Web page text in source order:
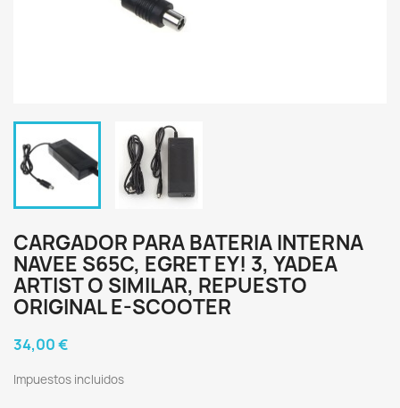
CARGADOR PARA BATERIA INTERNA
NAVEE S65C, EGRET EY! 3, YADEA
ARTIST O SIMILAR, REPUESTO
ORIGINAL E-SCOOTER
34,00 €
Impuestos incluidos